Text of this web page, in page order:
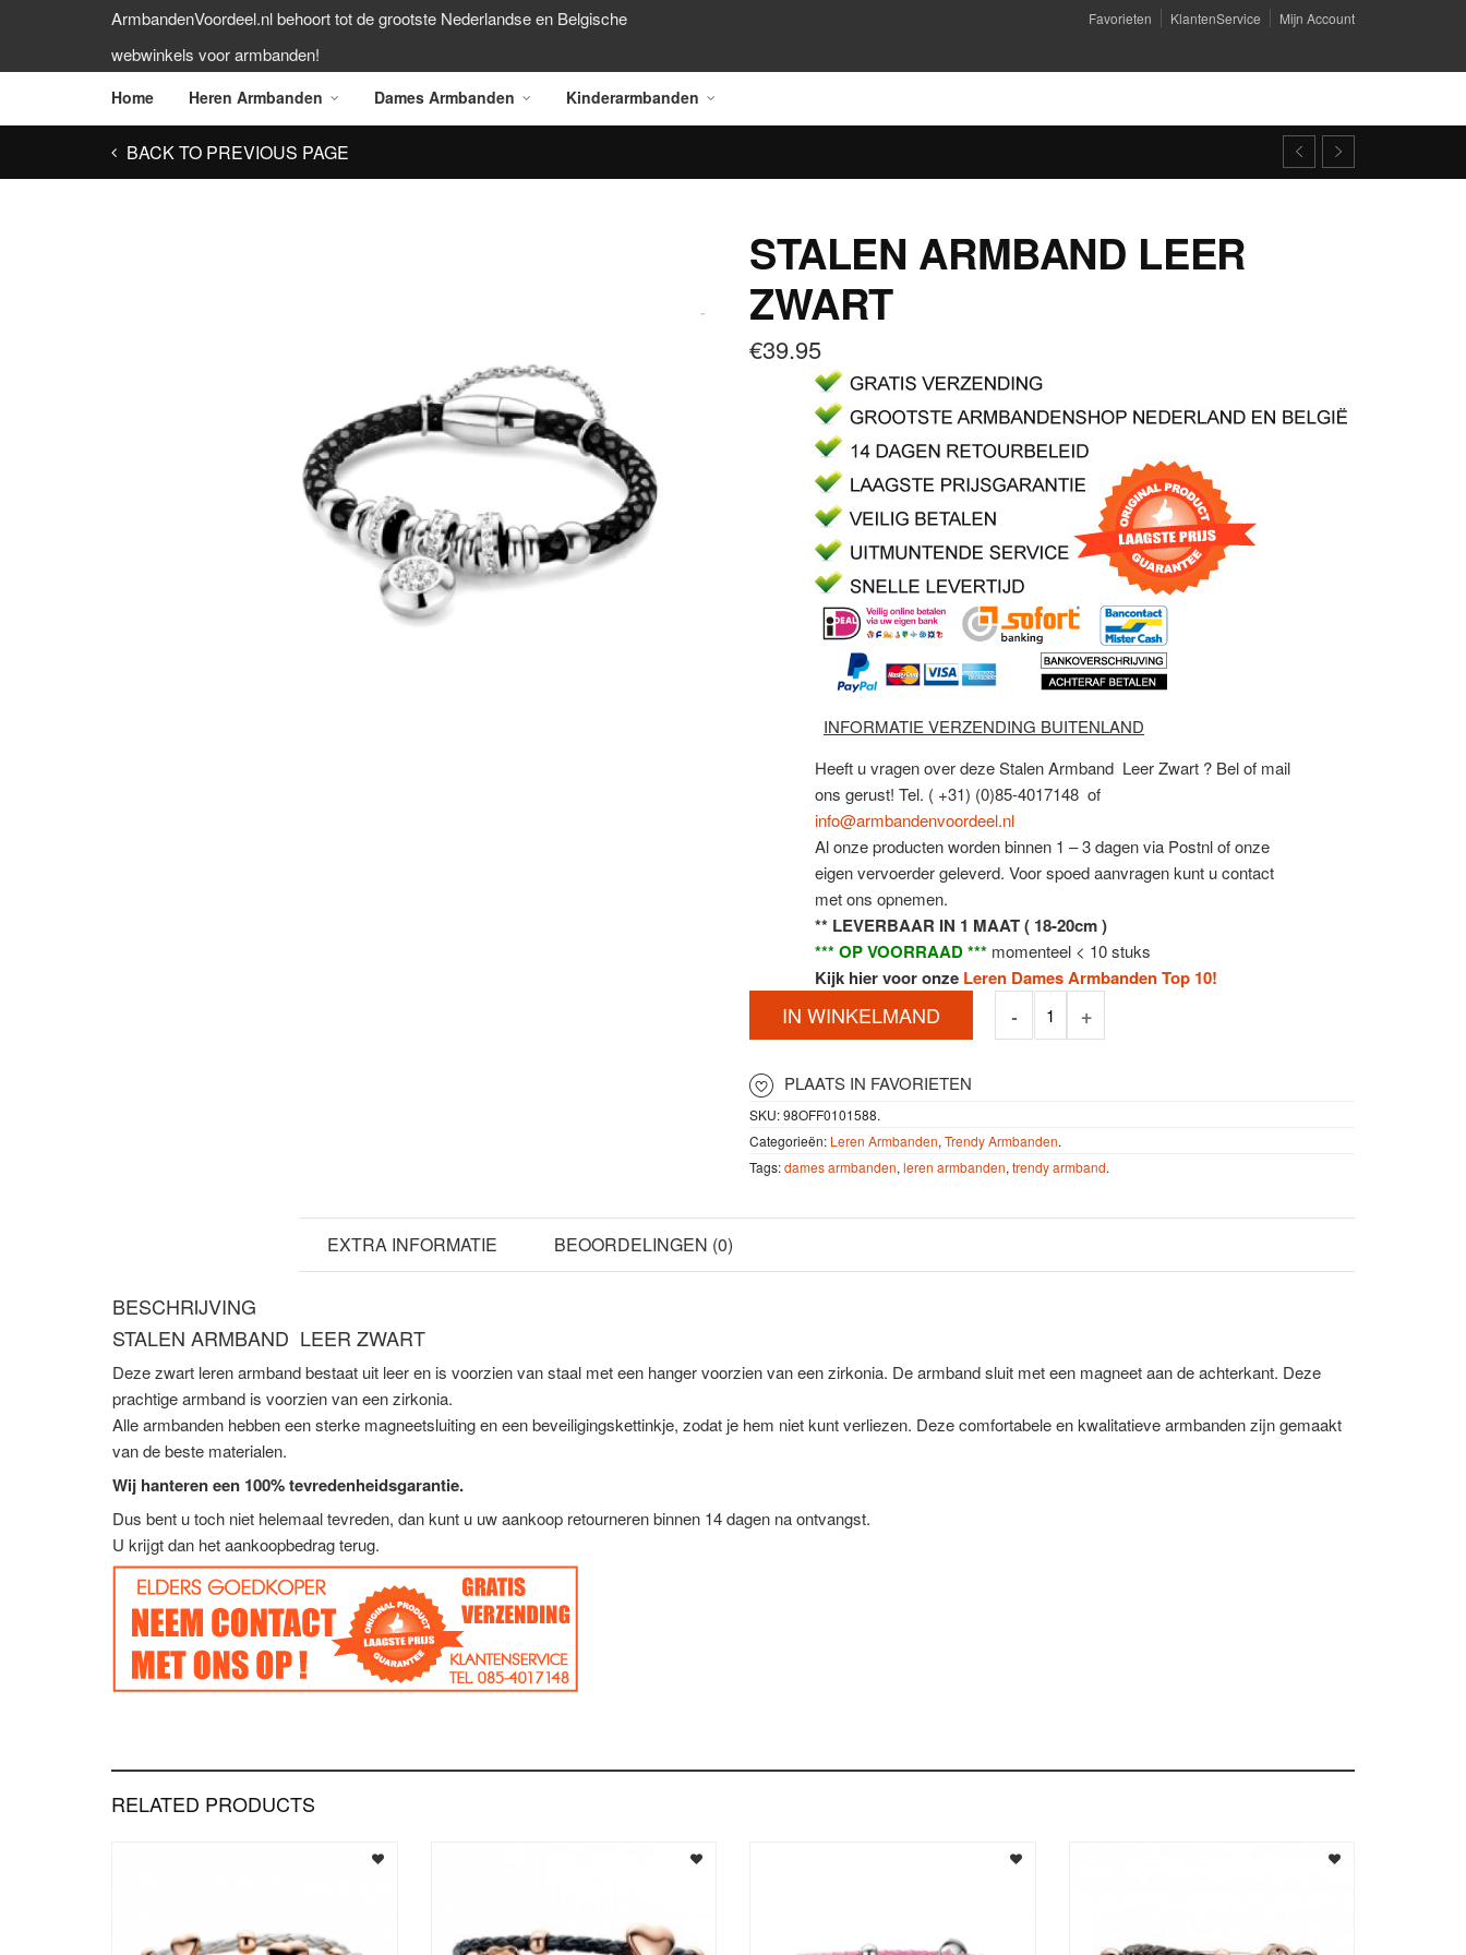
ArmbandenVoordeel.nl behoort tot de grootste Nederlandse en Belgische
webwinkels voor armbanden!
Favorieten KlantenService Mijn Account
Home Heren Armbanden Dames Armbanden Kinderarmbanden
BACK TO PREVIOUS PAGE
STALEN ARMBAND LEER
ZWART
€39.95
INFORMATIE VERZENDING BUITENLAND
Heeft u vragen over deze Stalen Armband Leer Zwart ? Bel of mail
ons gerust! Tel. ( +31) (0)85-4017148 of
info@armbandenvoordeel.nl
Al onze producten worden binnen 1 – 3 dagen via Postnl of onze
eigen vervoerder geleverd. Voor spoed aanvragen kunt u contact
met ons opnemen.
** LEVERBAAR IN 1 MAAT ( 18-20cm )
*** OP VOORRAAD *** momenteel < 10 stuks
Kijk hier voor onze Leren Dames Armbanden Top 10!
IN WINKELMAND
PLAATS IN FAVORIETEN
SKU:98OFF0101588.
Categorieën: Leren Armbanden, Trendy Armbanden.
Tags:dames armbanden, leren armbanden, trendy armband.
EXTRA INFORMATIE BEOORDELINGEN (0)
BESCHRIJVING
STALEN ARMBAND LEER ZWART
Deze zwart leren armband bestaat uit leer en is voorzien van staal met een hanger voorzien van een zirkonia. De armband sluit met een magneet aan de achterkant. Deze
prachtige armband is voorzien van een zirkonia.
Alle armbanden hebben een sterke magneetsluiting en een beveiligingskettinkje, zodat je hem niet kunt verliezen. Deze comfortabele en kwalitatieve armbanden zijn gemaakt
van de beste materialen.
Wij hanteren een 100% tevredenheidsgarantie.
Dus bent u toch niet helemaal tevreden, dan kunt u uw aankoop retourneren binnen 14 dagen na ontvangst.
U krijgt dan het aankoopbedrag terug.
RELATED PRODUCTS